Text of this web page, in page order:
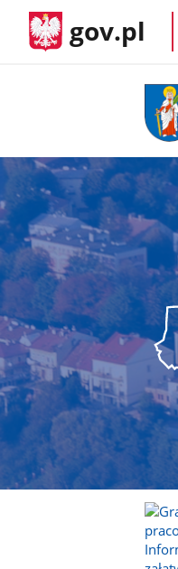
gov.pl